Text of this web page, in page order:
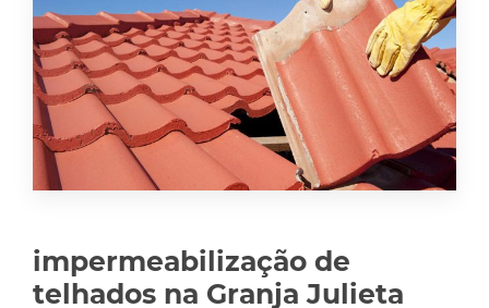
impermeabilização de
telhados na Granja Julieta